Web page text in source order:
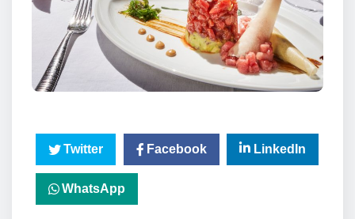
Twitter Facebook LinkedIn
WhatsApp